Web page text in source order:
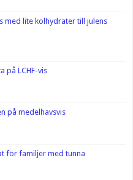
med lite kolhydrater till julens
på LCHF-vis
på medelhavsvis
för familjer med tunna